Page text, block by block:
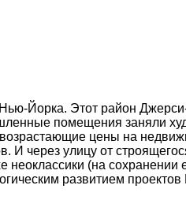
Нью-Йорка. Этот район
помещения заняли
цены на
И через улицу от
неоклассики (на
развитием